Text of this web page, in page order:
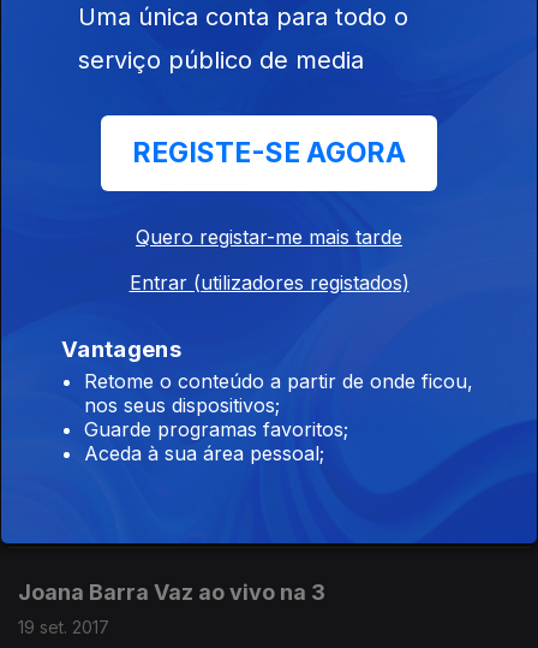
Bloom, o novo projeto de JP Simões, ao vivo na
Filipe Homem Fonseca, o argumentista de
Inimigo Público e até dos Cebola Mole
"Índice Médio de Felicidade", novo filme de
Joaquim Leitão, escrito por David Machado
Joana Barra Vaz ao vivo na 3
19 set. 2017
Uma única conta para todo o
serviço público de media
REGISTE-SE AGORA
Quero registar-me mais tarde
Entrar (utilizadores registados)
Vantagens
Retome o conteúdo a partir de onde ficou,
nos seus dispositivos;
Guarde programas favoritos;
Aceda à sua área pessoal;